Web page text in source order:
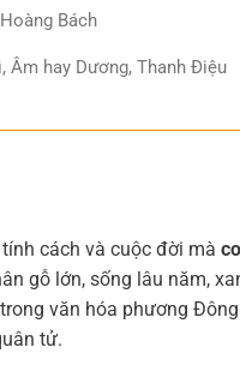
Bách
Âm hay Dương, Thanh Điệu
cách và cuộc đời mà
gỗ lớn, sống lâu năm,
văn hóa phương
tử.